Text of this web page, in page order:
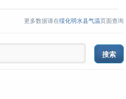
更多数据请在绥化明水县气温页面查询